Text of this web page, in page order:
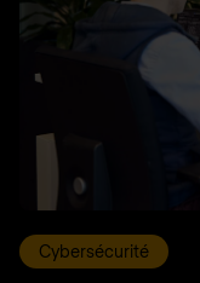
Cybersécurité